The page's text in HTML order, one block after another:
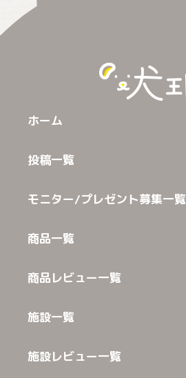
ホーム
投稿一覧
モニター/プレゼント募集一覧
商品一覧
商品レビュー一覧
施設一覧
施設レビュー一覧